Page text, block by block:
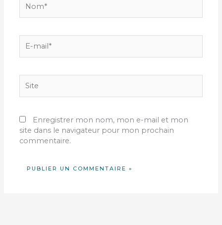
mail*
Enregistrer mon nom, mon e-mail et mon
site dans le navigateur pour mon prochain
commentaire.